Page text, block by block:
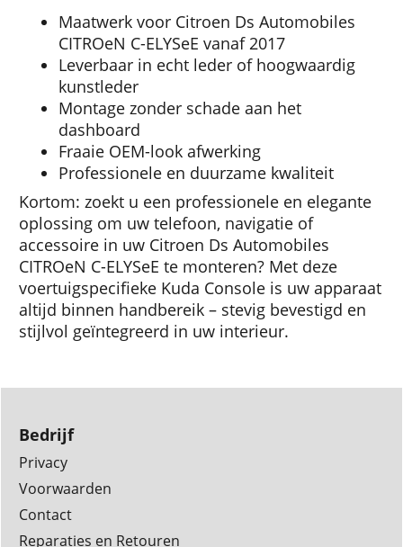
Maatwerk voor Citroen Ds Automobiles
CITROeN C-ELYSeE vanaf 2017
Leverbaar in echt leder of hoogwaardig
kunstleder
Montage zonder schade aan het
dashboard
Fraaie OEM-look afwerking
Professionele en duurzame kwaliteit
Kortom: zoekt u een professionele en elegante
oplossing om uw telefoon, navigatie of
accessoire in uw Citroen Ds Automobiles
CITROeN C-ELYSeE te monteren? Met deze
voertuigspecifieke Kuda Console is uw apparaat
altijd binnen handbereik – stevig bevestigd en
stijlvol geïntegreerd in uw interieur.
Bedrijf
Privacy
Voorwaarden
Contact
Reparaties en Retouren